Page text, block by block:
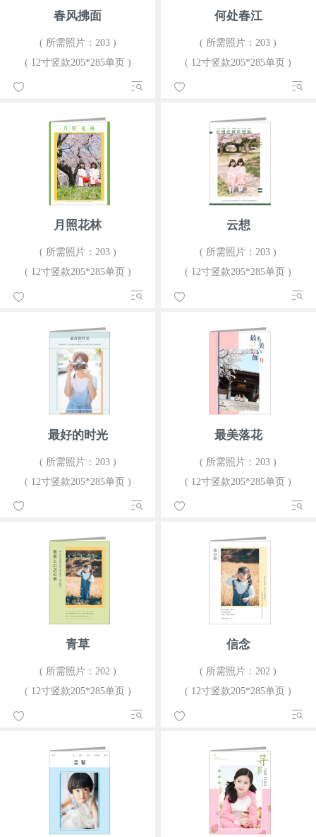
春风拂面
( 所需照片：203 )
( 12寸竖款205*285单页 )
何处春江
( 所需照片：203 )
( 12寸竖款205*285单页 )
月照花林
( 所需照片：203 )
( 12寸竖款205*285单页 )
云想
( 所需照片：203 )
( 12寸竖款205*285单页 )
最好的时光
( 所需照片：203 )
( 12寸竖款205*285单页 )
最美落花
( 所需照片：203 )
( 12寸竖款205*285单页 )
青草
( 所需照片：202 )
( 12寸竖款205*285单页 )
信念
( 所需照片：202 )
( 12寸竖款205*285单页 )